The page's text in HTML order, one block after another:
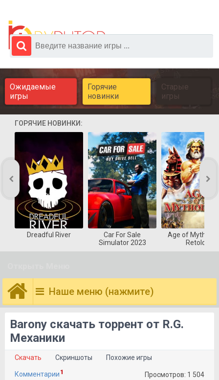
Ожидаемые
игры
Горячие
новинки
Старые
игры
ГОРЯЧИЕ НОВИНКИ:
Dreadful River
Car For Sale
Simulator 2023
Age of
Retold
Наше меню (нажмите)
Barony скачать торрент от R.G.
Механики
Скачать Скриншоты Похожие игры
Комментарии 1 Просмотров: 1 504